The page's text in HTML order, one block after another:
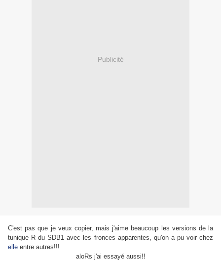
Publicité
C'est pas que je veux copier, mais j'aime beaucoup les versions de la
tunique R du SDB1 avec les fronces apparentes, qu'on a pu voir chez
elle entre autres!!!
aloRs j'ai essayé aussi!!